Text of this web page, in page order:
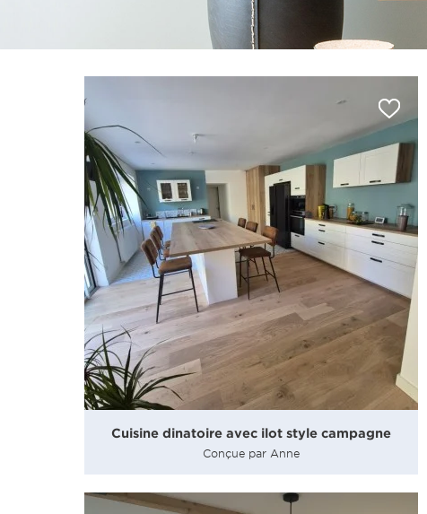
Cuisine dinatoire avec ilot style campagne
Conçue par Anne